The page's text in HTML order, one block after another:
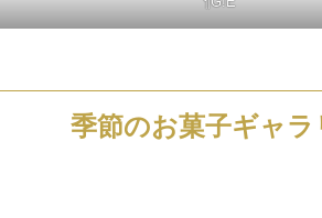
季節のお菓子ギャラ